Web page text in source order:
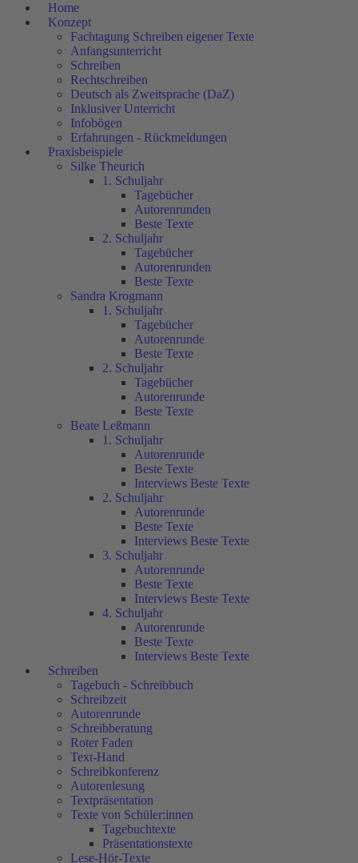
Home
Konzept
Fachtagung Schreiben eigener Texte
Anfangsunterricht
Schreiben
Rechtschreiben
Deutsch als Zweitsprache (DaZ)
Inklusiver Unterricht
Infobögen
Erfahrungen - Rückmeldungen
Praxisbeispiele
Silke Theurich
1. Schuljahr
Tagebücher
Autorenrunden
Beste Texte
2. Schuljahr
Tagebücher
Autorenrunden
Beste Texte
Sandra Krogmann
1. Schuljahr
Tagebücher
Autorenrunde
Beste Texte
2. Schuljahr
Tagebücher
Autorenrunde
Beste Texte
Beate Leßmann
1. Schuljahr
Autorenrunde
Beste Texte
Interviews Beste Texte
2. Schuljahr
Autorenrunde
Beste Texte
Interviews Beste Texte
3. Schuljahr
Autorenrunde
Beste Texte
Interviews Beste Texte
4. Schuljahr
Autorenrunde
Beste Texte
Interviews Beste Texte
Schreiben
Tagebuch - Schreibbuch
Schreibzeit
Autorenrunde
Schreibberatung
Roter Faden
Text-Hand
Schreibkonferenz
Autorenlesung
Textpräsentation
Texte von Schüler:innen
Tagebuchtexte
Präsentationstexte
Lese-Hör-Texte